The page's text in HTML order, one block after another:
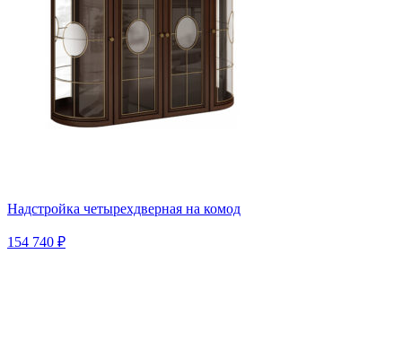
Надстройка четырехдверная на комод
154 740 ₽